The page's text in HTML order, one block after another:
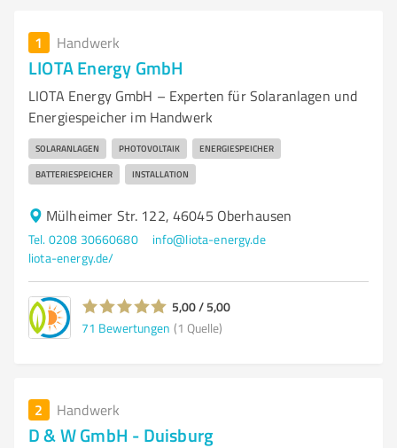
1 Handwerk
LIOTA Energy GmbH
LIOTA Energy GmbH – Experten für Solaranlagen und
Energiespeicher im Handwerk
SOLARANLAGEN PHOTOVOLTAIK ENERGIESPEICHER
BATTERIESPEICHER INSTALLATION
Mülheimer Str. 122, 46045 Oberhausen
Tel. 0208 30660680
info@liota-energy.de
liota-energy.de/
5,00 / 5,00
71 Bewertungen (1 Quelle)
2 Handwerk
D & W GmbH - Duisburg